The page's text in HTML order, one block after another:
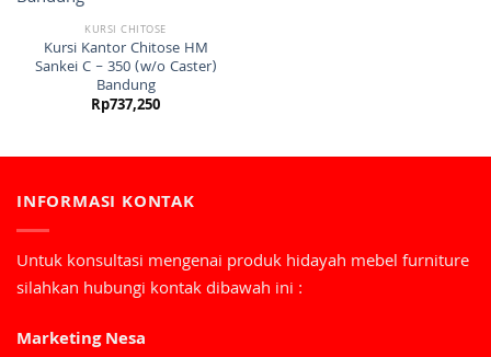
KURSI CHITOSE
Kursi Kantor Chitose HM
Sankei C – 350 (w/o Caster)
Bandung
Rp737,250
INFORMASI KONTAK
Untuk konsultasi mengenai produk hidayah mebel furniture
silahkan hubungi kontak dibawah ini :
Marketing Nesa